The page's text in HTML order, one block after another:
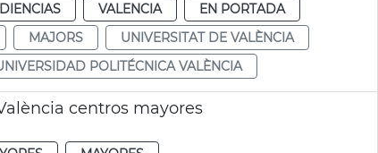
VALENCIA
EN PORTADA
MAJORS
UNIVERSITAT DE VALÈNCIA
POLITÉCNICA VALÈNCIA
centros mayores